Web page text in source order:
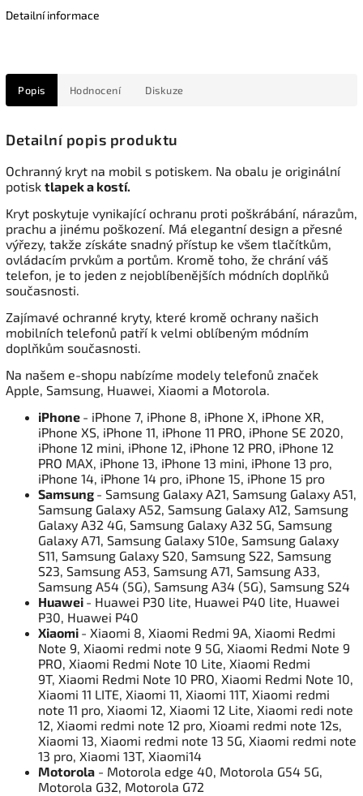
Detailní informace
Popis Hodnocení Diskuze
Detailní popis produktu
Ochranný kryt na mobil s potiskem. Na obalu je originální
potisk tlapek a kostí.
Kryt poskytuje vynikající ochranu proti poškrábání, nárazům,
prachu a jinému poškození. Má elegantní design a přesné
výřezy, takže získáte snadný přístup ke všem tlačítkům,
ovládacím prvkům a portům. Kromě toho, že chrání váš
telefon, je to jeden z nejoblíbenějších módních doplňků
současnosti.
Zajímavé ochranné kryty, které kromě ochrany našich
mobilních telefonů patří k velmi oblíbeným módním
doplňkům současnosti.
Na našem e-shopu nabízíme modely telefonů značek
Apple, Samsung, Huawei, Xiaomi a Motorola.
iPhone - iPhone 7, iPhone 8, iPhone X, iPhone XR,
iPhone XS, iPhone 11, iPhone 11 PRO, iPhone SE 2020,
iPhone 12 mini, iPhone 12, iPhone 12 PRO, iPhone 12
PRO MAX, iPhone 13, iPhone 13 mini, iPhone 13 pro,
iPhone 14, iPhone 14 pro, iPhone 15, iPhone 15 pro
Samsung - Samsung Galaxy A21, Samsung Galaxy A51,
Samsung Galaxy A52, Samsung Galaxy A12, Samsung
Galaxy A32 4G, Samsung Galaxy A32 5G, Samsung
Galaxy A71, Samsung Galaxy S10e, Samsung Galaxy
S11, Samsung Galaxy S20, Samsung S22, Samsung
S23, Samsung A53, Samsung A71, Samsung A33,
Samsung A54 (5G), Samsung A34 (5G), Samsung S24
Huawei - Huawei P30 lite, Huawei P40 lite, Huawei
P30, Huawei P40
Xiaomi - Xiaomi 8, Xiaomi Redmi 9A, Xiaomi Redmi
Note 9, Xiaomi redmi note 9 5G, Xiaomi Redmi Note 9
PRO, Xiaomi Redmi Note 10 Lite, Xiaomi Redmi
9T, Xiaomi Redmi Note 10 PRO, Xiaomi Redmi Note 10,
Xiaomi 11 LITE, Xiaomi 11, Xiaomi 11T, Xiaomi redmi
note 11 pro, Xiaomi 12, Xiaomi 12 Lite, Xiaomi redi note
12, Xiaomi redmi note 12 pro, Xioami redmi note 12s,
Xiaomi 13, Xiaomi redmi note 13 5G, Xiaomi redmi note
13 pro, Xiaomi 13T, Xiaomi14
Motorola - Motorola edge 40, Motorola G54 5G,
Motorola G32, Motorola G72